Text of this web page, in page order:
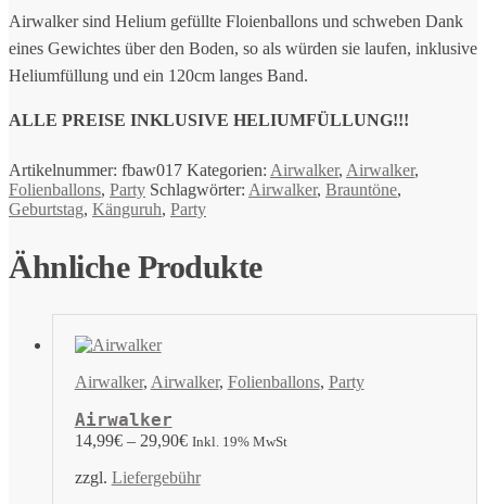
Airwalker sind Helium gefüllte Floienballons und schweben Dank
eines Gewichtes über den Boden, so als würden sie laufen, inklusive
Heliumfüllung und ein 120cm langes Band.
ALLE PREISE INKLUSIVE HELIUMFÜLLUNG!!!
Artikelnummer: fbaw017 Kategorien: Airwalker, Airwalker,
Folienballons, Party Schlagwörter: Airwalker, Brauntöne,
Geburtstag, Känguruh, Party
Ähnliche Produkte
Airwalker, Airwalker, Folienballons, Party
Airwalker
14,99€– 29,90€ Inkl. 19% MwSt
zzgl. Liefergebühr